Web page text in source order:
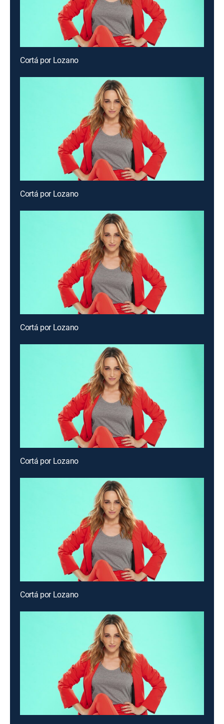
Cortá por Lozano
Cortá por Lozano
Cortá por Lozano
Cortá por Lozano
Cortá por Lozano